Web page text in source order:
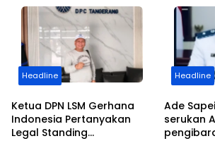
FC Family
Headline
Ketua DPN LSM Gerhana
Indonesia Pertanyakan
Legal Standing
Headline
Ade
serukan